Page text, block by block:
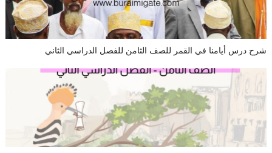
شرح درس أيامنا في القمر للصف الثامن للفصل الدراسي الثاني